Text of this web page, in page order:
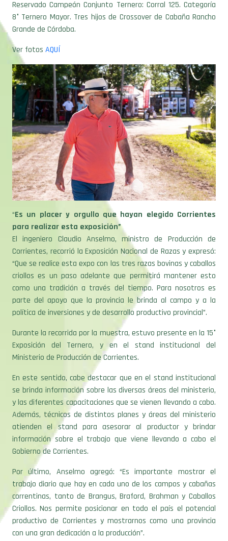
Reservado Campeón Conjunto Ternero: Corral 125. Categoría
8° Ternero Mayor. Tres hijos de Crossover de Cabaña Rancho
Grande de Córdoba.
Ver fotos AQUÍ
“Es un placer y orgullo que hayan elegido Corrientes
para realizar esta exposición”
El ingeniero Claudio Anselmo, ministro de Producción de
Corrientes, recorrió la Exposición Nacional de Razas y expresó:
“Que se realice esta expo con las tres razas bovinas y caballos
criollos es un paso adelante que permitirá mantener esto
como una tradición a través del tiempo. Para nosotros es
parte del apoyo que la provincia le brinda al campo y a la
política de inversiones y de desarrollo productivo provincial”.
Durante la recorrida por la muestra, estuvo presente en la 15°
Exposición del Ternero, y en el stand institucional del
Ministerio de Producción de Corrientes.
En este sentido, cabe destacar que en el stand institucional
se brinda información sobre las diversas áreas del ministerio,
y las diferentes capacitaciones que se vienen llevando a cabo.
Además, técnicos de distintos planes y áreas del ministerio
atienden el stand para asesorar al productor y brindar
información sobre el trabajo que viene llevando a cabo el
Gobierno de Corrientes.
Por último, Anselmo agregó: “Es importante mostrar el
trabajo diario que hay en cada uno de los campos y cabañas
correntinas, tanto de Brangus, Braford, Brahman y Caballos
Criollos. Nos permite posicionar en todo el país el potencial
productivo de Corrientes y mostrarnos como una provincia
con una gran dedicación a la producción”.